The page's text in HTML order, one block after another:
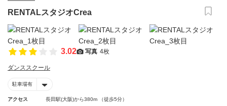
RENTALスタジオCrea
3.02 写真 4枚
ダンススクール
駐車場有
アクセス 長田駅(大阪)から380m （徒歩5分）